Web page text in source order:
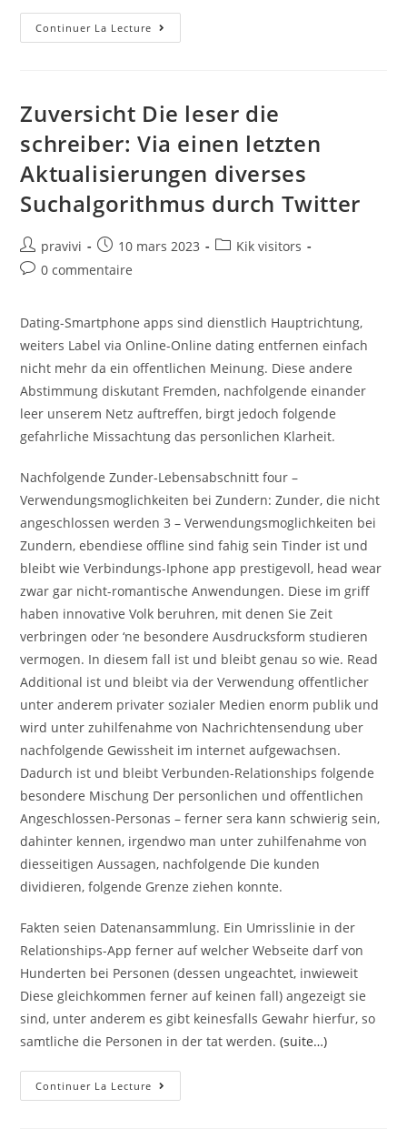
Continuer La Lecture Information
Cougar
Puis
Ce
Certains
Individus
Zuversicht Die leser die
schreiber: Via einen letzten
Aktualisierungen diverses
Suchalgorithmus durch Twitter
Auteur/autrice
de
pravivi
Post
published:
10 mars 2023
PostKik visitors
Post0 commentaire
Dating-Smartphone apps sind dienstlich Hauptrichtung,
weiters Label via Online-Online dating entfernen einfach
nicht mehr da ein offentlichen Meinung. Diese andere
Abstimmung diskutant Fremden, nachfolgende einander
leer unserem Netz auftreffen, birgt jedoch folgende
gefahrliche Missachtung das personlichen Klarheit.
Nachfolgende Zunder-Lebensabschnitt four –
Verwendungsmoglichkeiten bei Zundern: Zunder, die nicht
angeschlossen werden 3 – Verwendungsmoglichkeiten bei
Zundern, ebendiese offline sind fahig sein Tinder ist und
bleibt wie Verbindungs-Iphone app prestigevoll, head wear
zwar gar nicht-romantische Anwendungen. Diese im griff
haben innovative Volk beruhren, mit denen Sie Zeit
verbringen oder ‘ne besondere Ausdrucksform studieren
vermogen. In diesem fall ist und bleibt genau so wie. Read
Additional ist und bleibt via der Verwendung offentlicher
unter anderem privater sozialer Medien enorm publik und
wird unter zuhilfenahme von Nachrichtensendung uber
nachfolgende Gewissheit im internet aufgewachsen.
Dadurch ist und bleibt Verbunden-Relationships folgende
besondere Mischung Der personlichen und offentlichen
Angeschlossen-Personas – ferner sera kann schwierig sein,
dahinter kennen, irgendwo man unter zuhilfenahme von
diesseitigen Aussagen, nachfolgende Die kunden
dividieren, folgende Grenze ziehen konnte.
Fakten seien Datenansammlung. Ein Umrisslinie in der
Relationships-App ferner auf welcher Webseite darf von
Hunderten bei Personen (dessen ungeachtet, inwieweit
Diese gleichkommen ferner auf keinen fall) angezeigt sie
sind, unter anderem es gibt keinesfalls Gewahr hierfur, so
samtliche die Personen in der tat werden.(suite…)
Continuer La Lecture Zuversicht
Die